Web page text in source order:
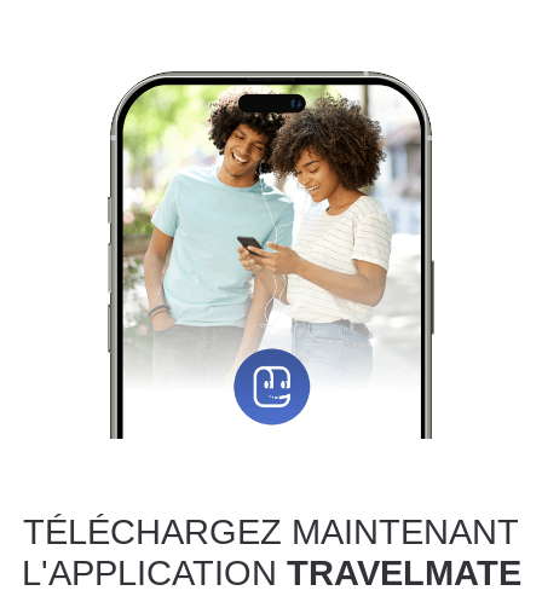
TÉLÉCHARGEZ MAINTENANT
L'APPLICATION TRAVELMATE